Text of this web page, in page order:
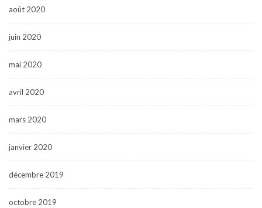
août 2020
juin 2020
mai 2020
avril 2020
mars 2020
janvier 2020
décembre 2019
octobre 2019